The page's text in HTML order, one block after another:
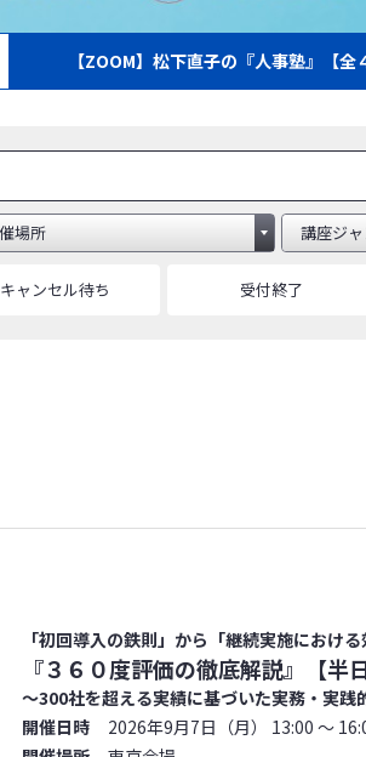
【ZOOM】松下直子の『人事塾』【全
キャンセル待ち 受付終了
「初回導入の鉄則」から「継続実施におけ
『３６０度評価の徹底解説』【半日
～300社を超える実績に基づいた実務・実践
開催日時
2026年9月7日（月） 13:00 ～